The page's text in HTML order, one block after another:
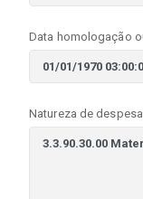
Data homologação
Natureza de